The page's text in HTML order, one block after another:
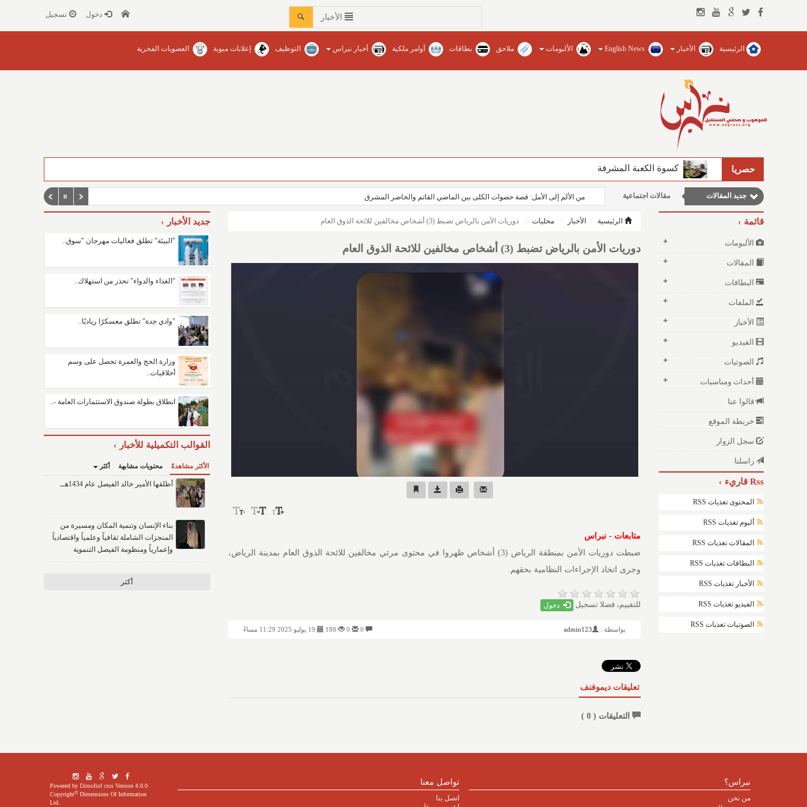
الأخبار دخول تسجيل
الرئيسية الأخبار English News الألبومات ملاحق بطاقات أوامر ملكية أخبار نبراس التوظيف إعلانات مبوبة العضويات الفخرية
حصريا كسوة الكعبة المشرفة
جديد المقالات مقالات اجتماعية
نوافذ الثقافة و الأدب
من الألم إلى الأمل: قصة حصوات الكلى بين الماضي القاتم والحاضر المشرق
قائمة
الألبومات
المقالات
البطاقات
الملفات
الأخبار
الفيديو
الصوتيات
أحداث ومناسبات
قالوا عنا
خريطة الموقع
سجل الزوار
راسلنا
Rss قاريء
المحتوى تغذيات RSS
ألبوم تغذيات RSS
المقالات تغذيات RSS
البطاقات تغذيات RSS
الأخبار تغذيات RSS
الفيديو تغذيات RSS
الصوتيات تغذيات RSS
الرئيسية الأخبار محليات دوريات الأمن بالرياض تضبط (3) أشخاص مخالفين للائحة الذوق العام
دوريات الأمن بالرياض تضبط (3) أشخاص مخالفين للائحة الذوق العام
متابعات - نبراس
ضبطت دوريات الأمن بمنطقة الرياض (3) أشخاص ظهروا في محتوى مرئي مخالفين للائحة الذوق العام بمدينة الرياض،
وجرى اتخاذ الإجراءات النظامية بحقهم.
للتقييم، فضلا تسجيل دخول
بواسطة : admin123
188
تعليقات ديموفنف
التعليقات (0
)
جديد الأخبار
"البيئة" تطلق فعاليات مهرجان "سوق..
"الغذاء والدواء" تحذر من استهلاك..
"وادي جدة" تطلق معسكرًا رياديًا..
وزارة الحج والعمرة تحصل على وسم
أخلاقيات..
انطلاق بطولة صندوق الاستثمارات العامة -..
القوالب التكميلية للأخبار
الأكثر مشاهدةً محتويات مشابهة أكثر
أطلقها الأمير خالد الفيصل عام 1434هــ
بناء الإنسان وتنمية المكان ومسيرة من
المنجزات الشاملة ثقافياً وعلمياً واقتصادياً
وإعمارياً ومنظومة الفيصل التنموية
أكثر
نبراس؟
من نحن
تواصل معنا
اتصل بنا
Powered by Dimofinf cmsVersion 4.0.0
Copyright©Dimensions Of Information
Ltd.